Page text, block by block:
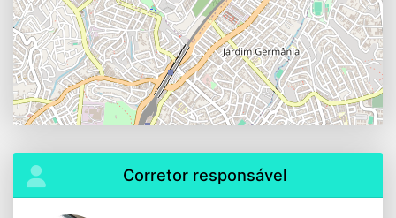
Corretor responsável